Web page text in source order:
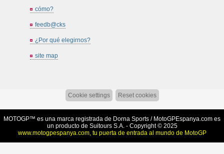
cómo?
feedb@cks
¿Por qué elegirnos?
site map
Cookie settings Reset cookies
MOTOGP™ es una marca registrada de Dorna Sports / MotoGPEspanya.com es
un producto de Suitours S.A. - Copyright © 2025
www.motogpespanya.com, tu puerta de entrada al mundo de MotoGP